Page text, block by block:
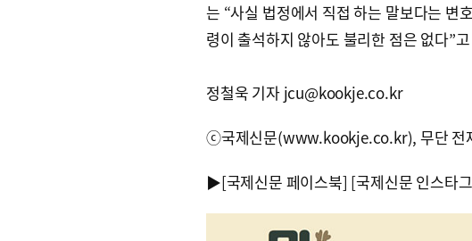
는 “사실 법정에서 직접 하는 말보다는 변
령이 출석하지 않아도 불리한 점은 없다”
정철욱 기자 jcu@kookje.co.kr
ⓒ국제신문(www.kookje.co.kr), 무단 전
▶[국제신문 페이스북] [국제신문 인스타